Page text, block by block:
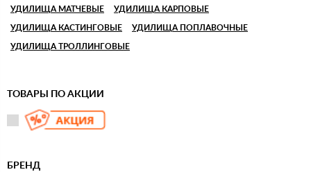
УДИЛИЩА МАТЧЕВЫЕ УДИЛИЩА КАРПОВЫЕ
УДИЛИЩА КАСТИНГОВЫЕ УДИЛИЩА ПОПЛАВОЧНЫЕ
УДИЛИЩА ТРОЛЛИНГОВЫЕ
ТОВАРЫ ПО АКЦИИ
БРЕНД